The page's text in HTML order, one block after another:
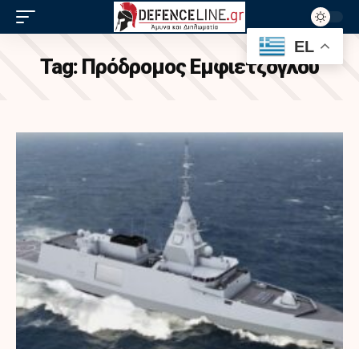
Tag: Πρόδρομος Εμφιετζόγλου
EL